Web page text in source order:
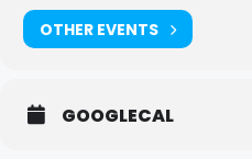
OTHER EVENTS
GOOGLECAL